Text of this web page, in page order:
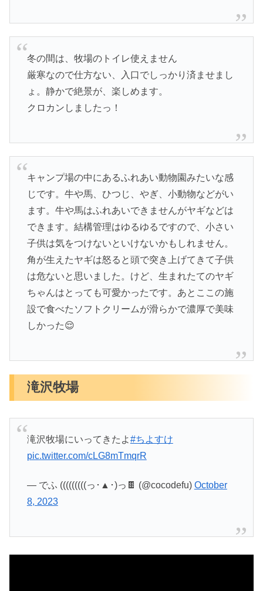
冬の間は、牧場のトイレ使えません
厳寒なので仕方ない、入口でしっかり済ませまし
ょ。静かで絶景が、楽しめます。
クロカンしましたっ！
キャンプ場の中にあるふれあい動物園みたいな感
じです。牛や馬、ひつじ、やぎ、小動物などがい
ます。牛や馬はふれあいできませんがヤギなどは
できます。結構管理はゆるゆるですので、小さい
子供は気をつけないといけないかもしれません。
角が生えたヤギは怒ると頭で突き上げてきて子供
は危ないと思いました。けど、生まれたてのヤギ
ちゃんはとっても可愛かったです。あとここの施
設で食べたソフトクリームが滑らかで濃厚で美味
しかった😌
滝沢牧場
滝沢牧場にいってきたよ#ちよすけ
pic.twitter.com/cLG8mTmqrR
— でふ (((((((((っ･▲･)っ🍫 (@cocodefu) October
8, 2023